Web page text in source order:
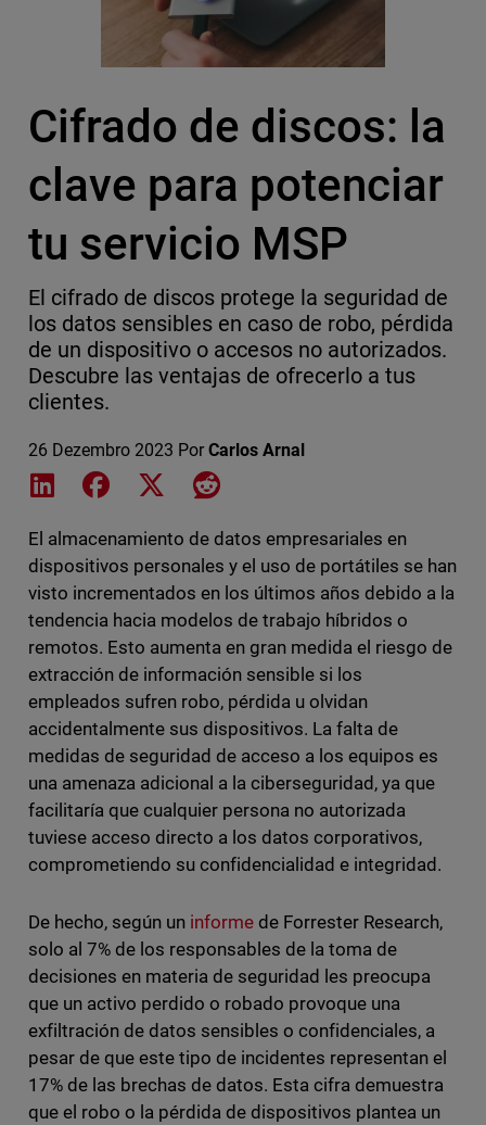
Cifrado de discos: la
clave para potenciar
tu servicio MSP
El cifrado de discos protege la seguridad de
los datos sensibles en caso de robo, pérdida
de un dispositivo o accesos no autorizados.
Descubre las ventajas de ofrecerlo a tus
clientes.
26 Dezembro 2023 Por Carlos Arnal
Share on LinkedIn
Share on Facebook
Share on XShare on Reddit
El almacenamiento de datos empresariales en
dispositivos personales y el uso de portátiles se han
visto incrementados en los últimos años debido a la
tendencia hacia modelos de trabajo híbridos o
remotos. Esto aumenta en gran medida el riesgo de
extracción de información sensible si los
empleados sufren robo, pérdida u olvidan
accidentalmente sus dispositivos. La falta de
medidas de seguridad de acceso a los equipos es
una amenaza adicional a la ciberseguridad, ya que
facilitaría que cualquier persona no autorizada
tuviese acceso directo a los datos corporativos,
comprometiendo su confidencialidad e integridad.
De hecho, según uninformede Forrester Research,
solo al 7% de los responsables de la toma de
decisiones en materia de seguridad les preocupa
que un activo perdido o robado provoque una
exfiltración de datos sensibles o confidenciales, a
pesar de que este tipo de incidentes representan el
17% de las brechas de datos. Esta cifra demuestra
que el robo o la pérdida de dispositivos plantea un